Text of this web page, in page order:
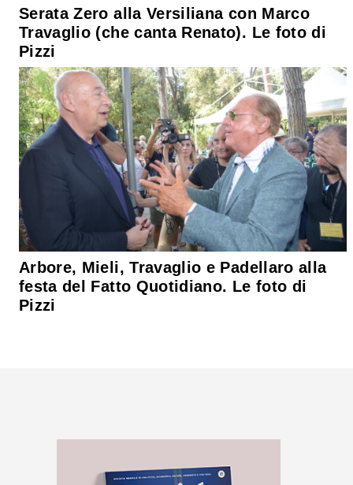
Serata Zero alla Versiliana con Marco
Travaglio (che canta Renato). Le foto di
Pizzi
Arbore, Mieli, Travaglio e Padellaro alla
festa del Fatto Quotidiano. Le foto di
Pizzi